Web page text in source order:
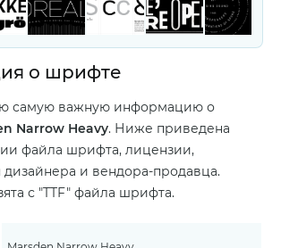
о шрифте
самую важную информацию о
Narrow Heavy. Ниже приведена
файла шрифта, лицензии,
дизайнера и вендора-продавца.
с "TTF" файла шрифта.